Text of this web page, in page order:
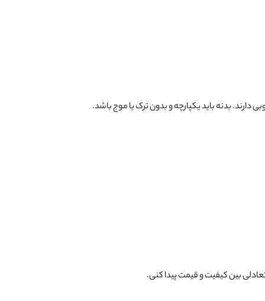
دارند. بدنه باید یکپارچه و بدون ترک یا موج باشد.
بین کیفیت و قیمت پیدا کنی.